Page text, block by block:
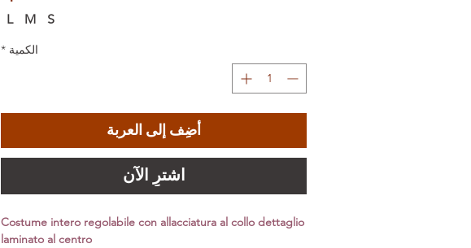
S
M
L
الكمية *
أضِف إلى العربة
اشترِ الآن
Costume intero regolabile con allacciatura al collo dettaglio
laminato al centro